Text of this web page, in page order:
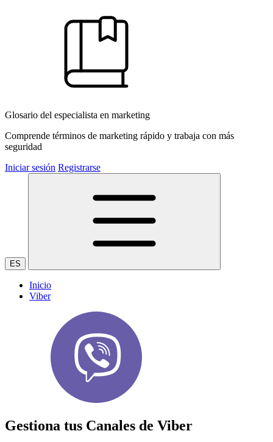
Glosario del especialista en marketing
Comprende términos de marketing rápido y trabaja con más
seguridad
Iniciar sesión Registrarse
ES
Inicio
Viber
Gestiona tus Canales de Viber